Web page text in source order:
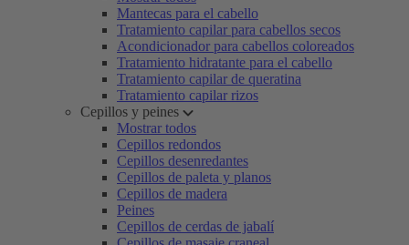
Mantecas para el cabello
Tratamiento capilar para cabellos secos
Acondicionador para cabellos coloreados
Tratamiento hidratante para el cabello
Tratamiento capilar de queratina
Tratamiento capilar rizos
Cepillos y peines
Mostrar todos
Cepillos redondos
Cepillos desenredantes
Cepillos de paleta y planos
Cepillos de madera
Peines
Cepillos de cerdas de jabalí